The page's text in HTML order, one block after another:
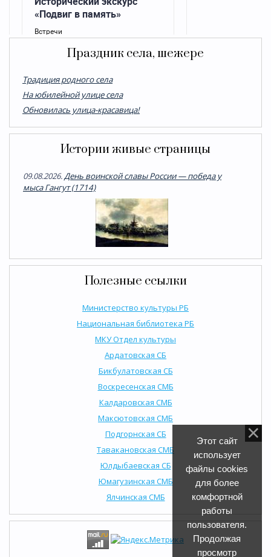
Праздник села, шежере
Традиция родного села
На юбилейной улице села
Обновилась улица-красавица!
Истории живые страницы
09.08.2026.День воинской славы России — победа у
мыса Гангут (1714)
Полезные ссылки
Министерство культуры РБ
Национальная библиотека РБ
МКУ Отдел культуры
Ардатовская СБ
Бикбулатовская СБ
Воскресенская СМБ
Калдаровская СМБ
Максютовская СМБ
Подгорнская СБ
Тавакановская СМБ
Юлдыбаевская СБ
Юмагузинская СМБ
Ялчинская СМБ
Этот сайт
использует
файлы cookies
для более
комфортной
работы
пользователя.
Продолжая
просмотр